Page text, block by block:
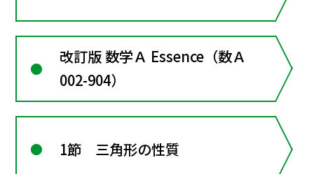
改訂版 数学Ａ Essence（数Ａ
002-904）
1節 三角形の性質